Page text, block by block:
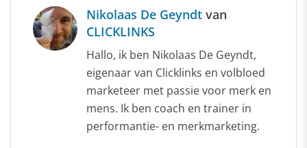
Nikolaas De Geyndt van
CLICKLINKS
Hallo, ik ben Nikolaas De Geyndt,
eigenaar van Clicklinks en volbloed
marketeer met passie voor merk en
mens. Ik ben coach en trainer in
performantie- en merkmarketing.